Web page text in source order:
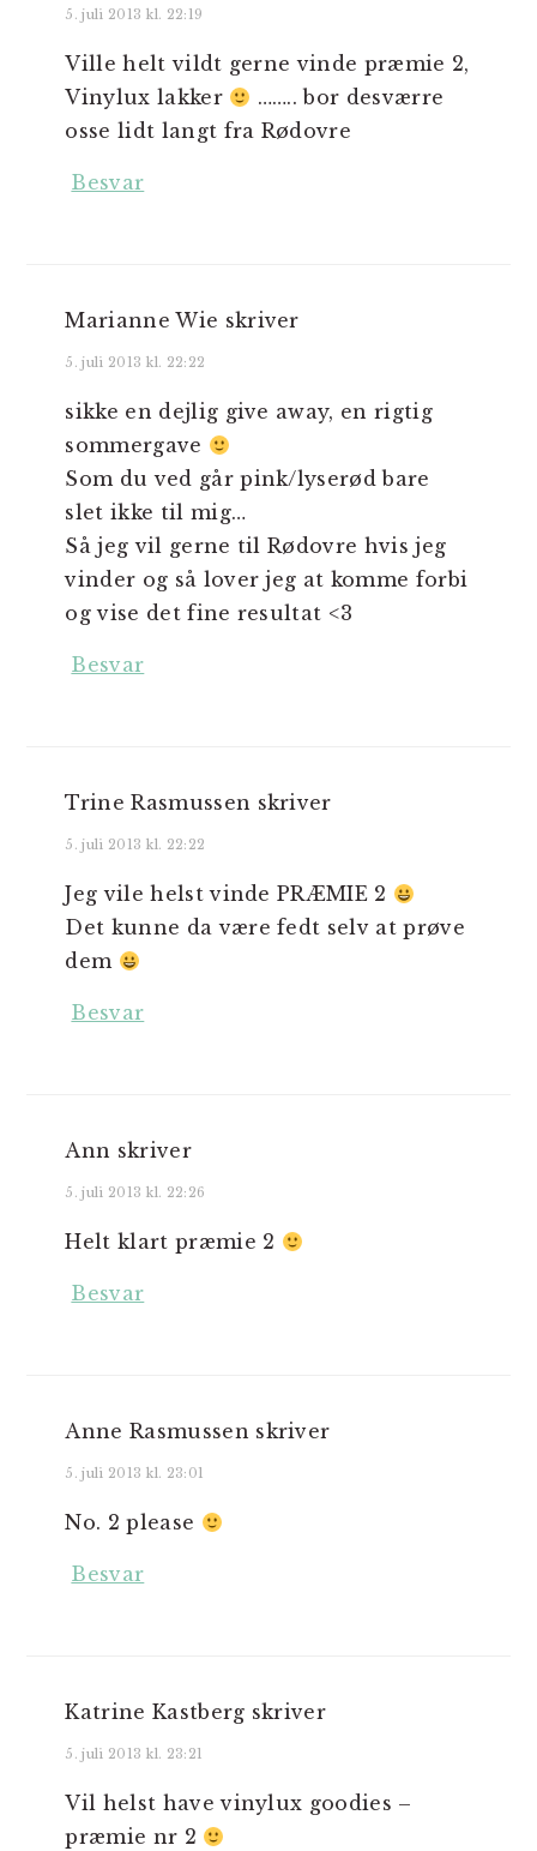
5. juli 2013 kl. 22:19
Ville helt vildt gerne vinde præmie 2,
Vinylux lakker
…….. bor desværre
osse lidt langt fra Rødovre
Besvar
Marianne Wie skriver
5. juli 2013 kl. 22:22
sikke en dejlig give away, en rigtig
sommergave
Som du ved går pink/lyserød bare
slet ikke til mig…
Så jeg vil gerne til Rødovre hvis jeg
vinder og så lover jeg at komme forbi
og vise det fine resultat <3
Besvar
Trine Rasmussen skriver
5. juli 2013 kl. 22:22
Jeg vile helst vinde PRÆMIE 2
Det kunne da være fedt selv at prøve
dem
Besvar
Ann skriver
5. juli 2013 kl. 22:26
Helt klart præmie 2
Besvar
Anne Rasmussen skriver
5. juli 2013 kl. 23:01
No. 2 please
Besvar
Katrine Kastberg skriver
5. juli 2013 kl. 23:21
Vil helst have vinylux goodies –
præmie nr 2